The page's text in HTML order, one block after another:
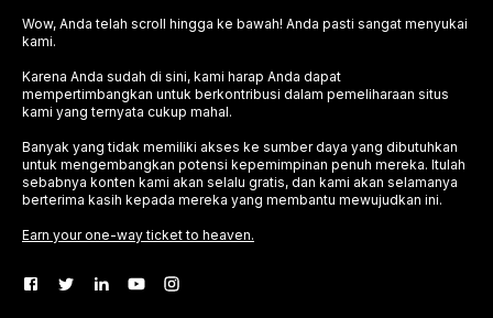
Wow, Anda telah scroll hingga ke bawah! Anda pasti sangat menyukai
kami.
Karena Anda sudah di sini, kami harap Anda dapat
mempertimbangkan untuk berkontribusi dalam pemeliharaan situs
kami yang ternyata cukup mahal.
Banyak yang tidak memiliki akses ke sumber daya yang dibutuhkan
untuk mengembangkan potensi kepemimpinan penuh mereka. Itulah
sebabnya konten kami akan selalu gratis, dan kami akan selamanya
berterima kasih kepada mereka yang membantu mewujudkan ini.
Earn your one-way ticket to heaven.